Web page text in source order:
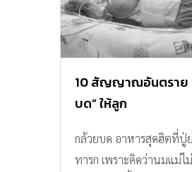
10 สัญญาณอันตราย
บด” ให้ลูก
กล้วยบด อาหารสุดฮิตที่ปู่
ทารก เพราะคิดว่านมแม่